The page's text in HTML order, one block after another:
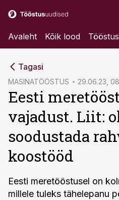
Avaleht Kõik lood
Tagasi
MASINATÖÖSTUS 29.06.23,
Eesti
vajadust. Liit:
soodustada
koostööd
Eesti meretööstusel on
millele tuleks tähelepanu